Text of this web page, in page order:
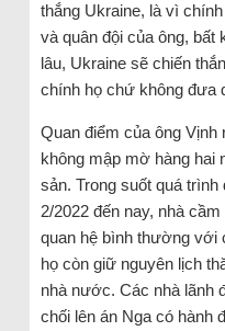
thắng Ukraine, là vì
và quân đội của ông, bất
lâu, Ukraine sẽ chiến
chính họ chứ không đưa
Quan điểm của ông
không mập mờ hàng hai
sản. Trong suốt quá
2/2022 đến nay, nhà
quan hệ bình thường với
họ còn giữ nguyên lịch
nhà nước. Các nhà lãnh
chối lên án Nga có